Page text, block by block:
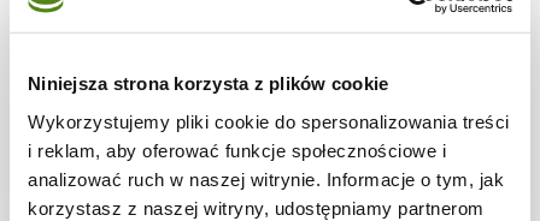
Niniejsza strona korzysta z plików cookie
Wykorzystujemy pliki cookie do spersonalizowania treści
i reklam, aby oferować funkcje społecznościowe i
analizować ruch w naszej witrynie. Informacje o tym, jak
korzystasz z naszej witryny, udostępniamy partnerom
Ciasto kruche z jagodami